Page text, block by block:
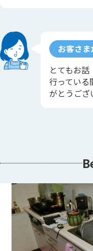
お客さ
とてもお
行っている
がとうござ